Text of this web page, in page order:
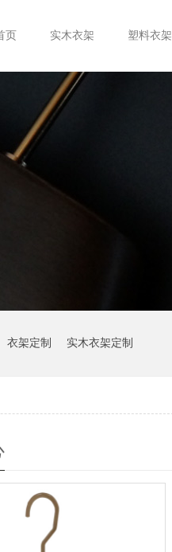
页 实木衣架 塑料衣架
衣架定制 实木衣架定制